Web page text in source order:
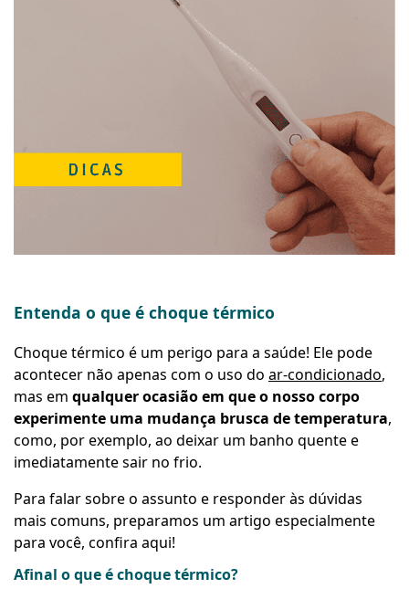
Entenda o que é choque térmico
Choque térmico é um perigo para a saúde! Ele pode
acontecer não apenas com o uso do ar-condicionado,
mas em qualquer ocasião em que o nosso corpo
experimente uma mudança brusca de temperatura,
como, por exemplo, ao deixar um banho quente e
imediatamente sair no frio.
Para falar sobre o assunto e responder às dúvidas
mais comuns, preparamos um artigo especialmente
para você, confira aqui!
Afinal o que é choque térmico?